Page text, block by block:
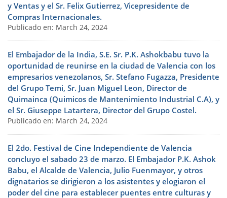
y Ventas y el Sr. Felix Gutierrez, Vicepresidente de
Compras Internacionales.
Publicado en: March 24, 2024
El Embajador de la India, S.E. Sr. P.K. Ashokbabu tuvo la
oportunidad de reunirse en la ciudad de Valencia con los
empresarios venezolanos, Sr. Stefano Fugazza, Presidente
del Grupo Temi, Sr. Juan Miguel Leon, Director de
Quimainca (Quimicos de Mantenimiento Industrial C.A), y
el Sr. Giuseppe Latartera, Director del Grupo Costel.
Publicado en: March 24, 2024
El 2do. Festival de Cine Independiente de Valencia
concluyo el sabado 23 de marzo. El Embajador P.K. Ashok
Babu, el Alcalde de Valencia, Julio Fuenmayor, y otros
dignatarios se dirigieron a los asistentes y elogiaron el
poder del cine para establecer puentes entre culturas y